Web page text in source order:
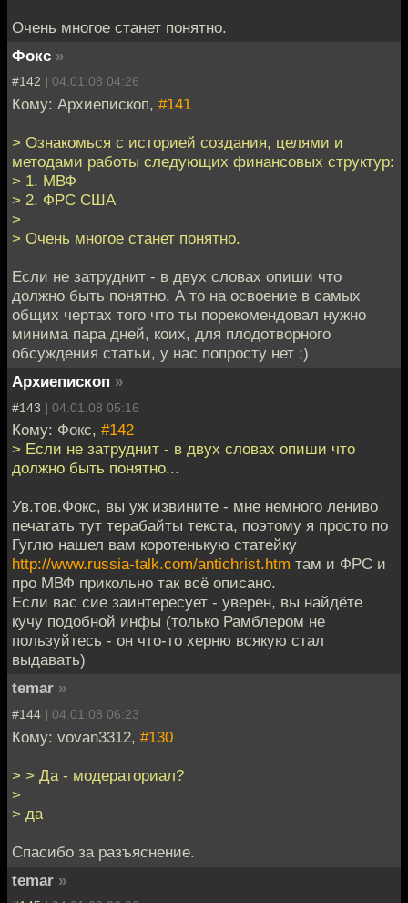
Очень многое станет понятно.
Фокс »
#142 | 04.01.08 04:26
Кому: Архиепископ, #141
> Ознакомься с историей создания, целями и
методами работы следующих финансовых структур:
> 1. МВФ
> 2. ФРС США
>
> Очень многое станет понятно.
Если не затруднит - в двух словах опиши что
должно быть понятно. А то на освоение в самых
общих чертах того что ты порекомендовал нужно
минима пара дней, коих, для плодотворного
обсуждения статьи, у нас попросту нет ;)
Архиепископ »
#143 | 04.01.08 05:16
Кому: Фокс, #142
> Если не затруднит - в двух словах опиши что
должно быть понятно...
Ув.тов.Фокс, вы уж извините - мне немного лениво
печатать тут терабайты текста, поэтому я просто по
Гуглю нашел вам коротенькую статейку
http://www.russia-talk.com/antichrist.htm там и ФРС и
про МВФ прикольно так всё описано.
Если вас сие заинтересует - уверен, вы найдёте
кучу подобной инфы (только Рамблером не
пользуйтесь - он что-то херню всякую стал
выдавать)
temar »
#144 | 04.01.08 06:23
Кому: vovan3312, #130
> > Да - модераториал?
>
> да
Спасибо за разъяснение.
temar »